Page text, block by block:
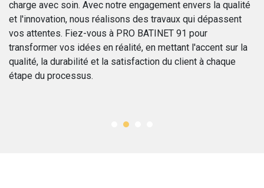
charge avec soin. Avec notre engagement envers la qualité
et l'innovation, nous réalisons des travaux qui dépassent
vos attentes. Fiez-vous à PRO BATINET 91 pour
transformer vos idées en réalité, en mettant l'accent sur la
qualité, la durabilité et la satisfaction du client à chaque
étape du processus.